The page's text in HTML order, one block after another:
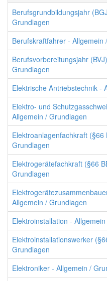
Berufsgrundbildungsjahr
Grundlagen
Berufskraftfahrer - Allgemein
Berufsvorbereitungsjahr
Grundlagen
Elektrische Antriebstechnik -
Elektro- und
Allgemein / Grundlagen
Elektroanlagenfachkraft
Grundlagen
Elektrogerätefachkraft (§66
Grundlagen
Allgemein / Grundlagen
Elektroinstallation -
Elektroinstallationswerker
Grundlagen
Elektroniker - Allgemein /